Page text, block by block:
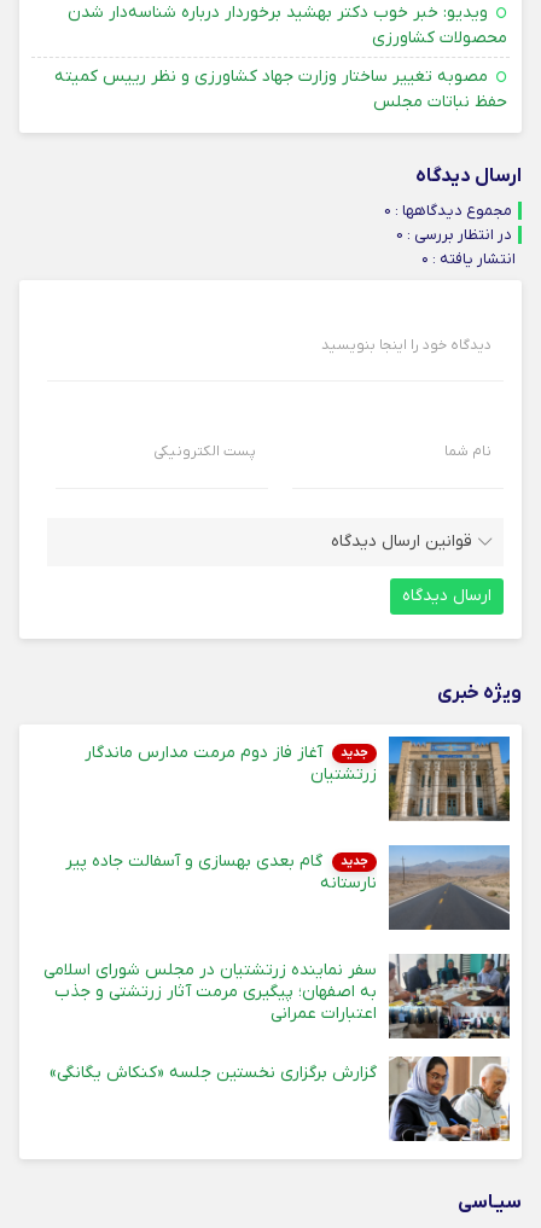
ویدیو: خبر خوب دکتر بهشید برخوردار درباره شناسه‌دار شدن
محصولات کشاورزی
مصوبه تغییر ساختار وزارت جهاد کشاورزی و نظر رییس کمیته
حفظ نباتات مجلس
ارسال دیدگاه
مجموع دیدگاهها : 0
در انتظار بررسی : 0
انتشار یافته : ۰
دیدگاه خود را اینجا بنویسید
نام شما پست الکترونیکی
قوانین ارسال دیدگاه
ویژه خبری
جدید
آغاز فاز دوم مرمت مدارس ماندگار
زرتشتیان
جدید
گام بعدی بهسازی و آسفالت جاده پیر
نارستانه
سفر نماینده زرتشتیان در مجلس شورای اسلامی
به اصفهان؛ پیگیری مرمت آثار زرتشتی و جذب
اعتبارات عمرانی
گزارش برگزاری نخستین جلسه «کنکاش یگانگی»
سیـاسی